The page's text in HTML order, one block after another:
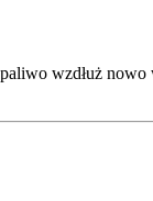
wzdłuż